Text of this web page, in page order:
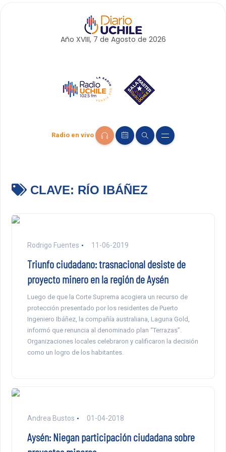
Año XVIII, 7 de Agosto de 2026
Radio en vivo
CLAVE: RÍO IBÁÑEZ
Rodrigo Fuentes 11-06-2019
Triunfo ciudadano: trasnacional desiste de
proyecto minero en la región de Aysén
Luego de que la Corte Suprema acogiera un recurso de
protección presentado por los residentes de Puerto
Ingeniero Ibáñez, la compañía australiana, Laguna Gold,
informó que renuncia al denominado plan “Terrazas”.
Organizaciones locales celebraron y calificaron la decisión
como un logro de los habitantes.
Andrea Bustos 01-04-2018
Aysén: Niegan participación ciudadana sobre